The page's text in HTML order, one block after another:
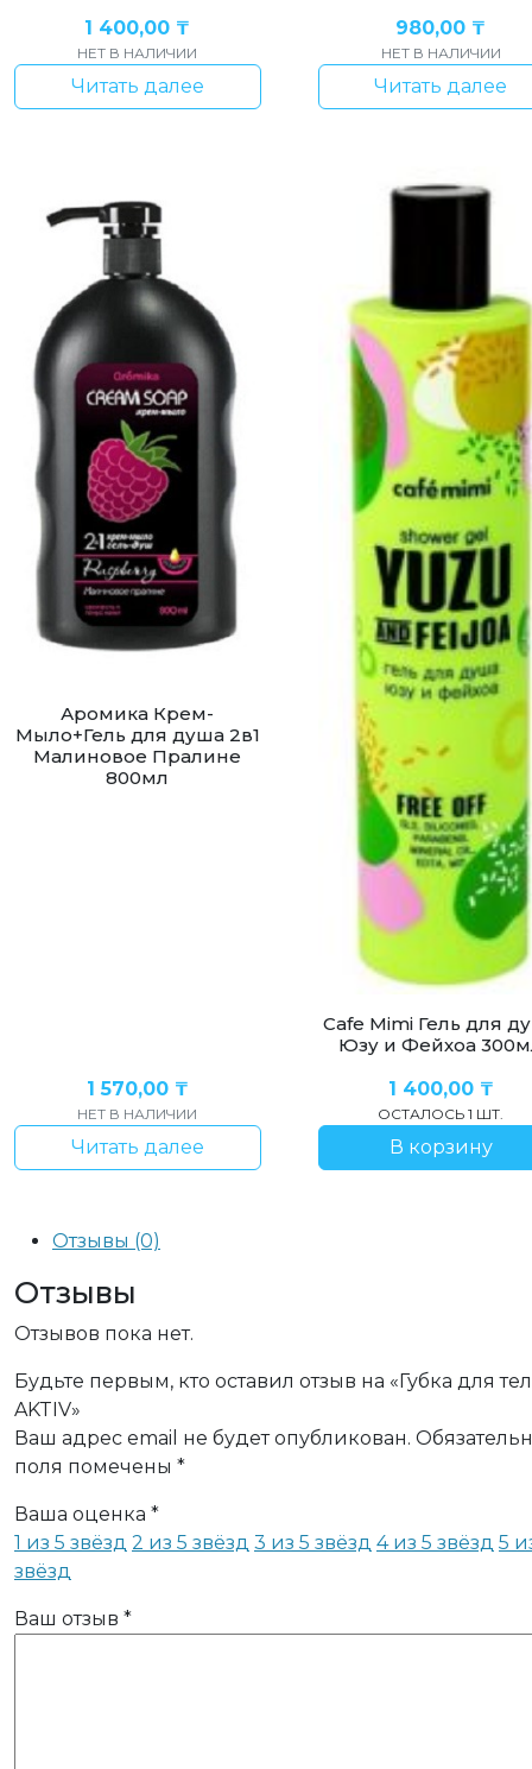
Отзывы (0)
Отзывы
Отзывов пока нет.
Будьте первым, кто оставил отзыв на «Губка для
AKTIV»
Ваш адрес email не будет опубликован.
поля помечены *
Ваша оценка *
1 из 5 звёзд 2 из 5 звёзд 3 из 5 звёзд 4 из 5 звёзд 5
звёзд
Ваш отзыв *
1 400,00 ₸
НЕТ В НАЛИЧИИ
Читать далее
980,00 ₸
НЕТ В НАЛИЧИИ
Читать далее
Аромика Крем-
Мыло+Гель для душа 2в1
Малиновое Пралине
800мл
1 570,00 ₸
НЕТ В НАЛИЧИИ
Читать далее
Cafe Mimi Гель для
Юзу и Фейхоа
1 400,00 ₸
ОСТАЛОСЬ 1 ШТ.
В корзину